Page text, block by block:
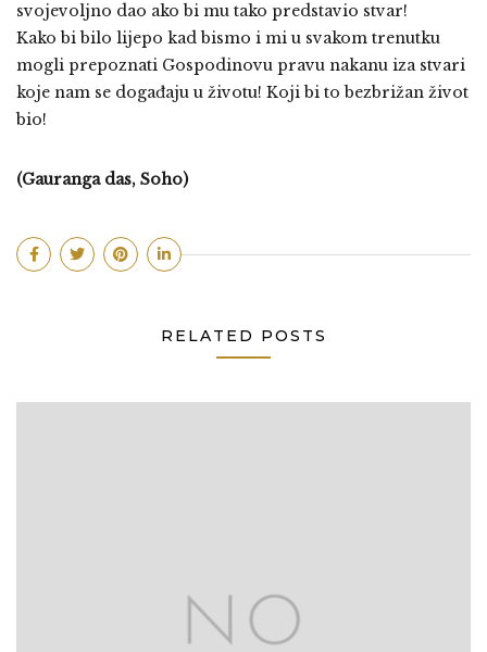
svojevoljno dao ako bi mu tako predstavio stvar!
Kako bi bilo lijepo kad bismo i mi u svakom trenutku
mogli prepoznati Gospodinovu pravu nakanu iza stvari
koje nam se događaju u životu! Koji bi to bezbrižan život
bio!
(Gauranga das, Soho)
RELATED POSTS